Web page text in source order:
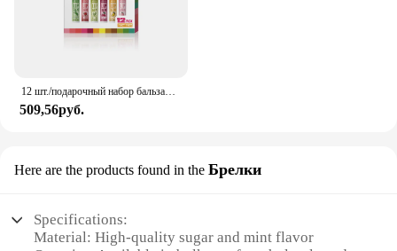
12 шт./подарочный набор бальзамов для губ, 5 г, глубоко увлажняющий и долговечный увлажняющий, отшелушивающий для создания увлажненных губ
509,56руб.
Here are the products found in the Брелки
Specifications:
Material: High-quality sugar and mint flavor